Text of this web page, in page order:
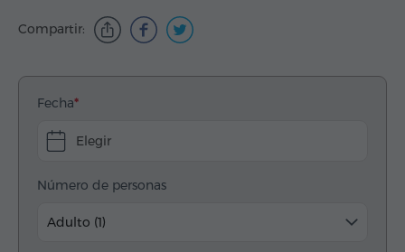
Compartir:
Fecha
Elegir
Número de personas
Adulto (1)